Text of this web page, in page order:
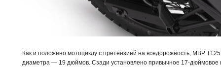
Как и положено мотоциклу с претензией на вседорожность, MBP
диаметра — 19 дюймов. Сзади установлено привычное 17-дюймовое